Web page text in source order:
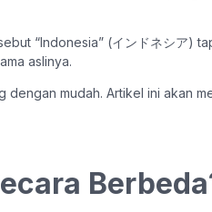
“Indonesia” (インドネシア)
aslinya.
mudah. Artikel ini akan